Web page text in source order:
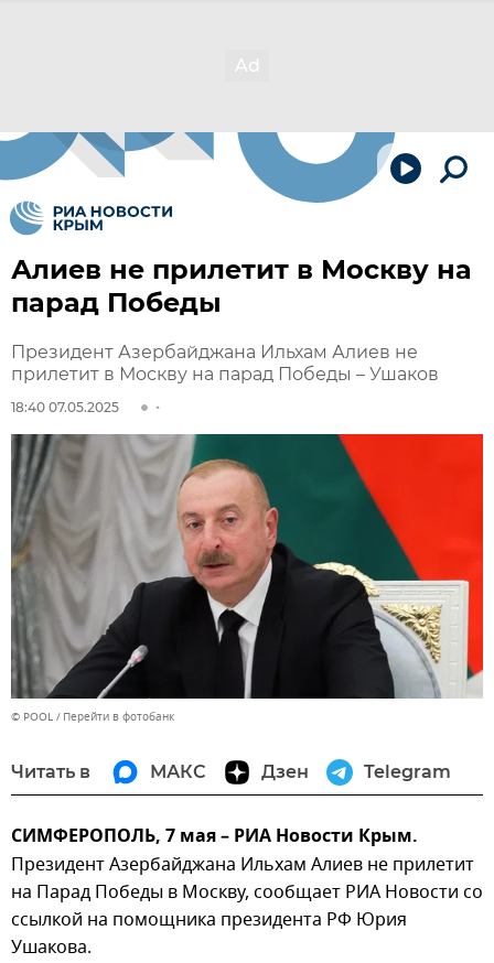
Алиев не прилетит в Москву на
парад Победы
Президент Азербайджана Ильхам Алиев не
прилетит в Москву на парад Победы – Ушаков
18:40 07.05.2025
© POOL Перейти в фотобанк
Читать в МАКС Дзен Telegram
СИМФЕРОПОЛЬ, 7 мая – РИА Новости Крым.
Президент Азербайджана Ильхам Алиев не прилетит
на Парад Победы в Москву, сообщает РИА Новости со
ссылкой на помощника президента РФ Юрия
Ушакова.